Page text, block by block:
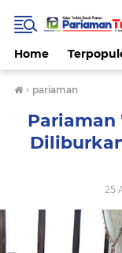
Home
› pariaman
Pariaman
25